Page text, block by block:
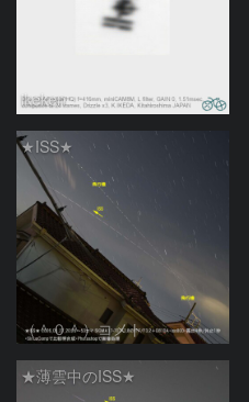
ikeken
★ISS★
（＾０＾）コメト
★薄雲中のISS★